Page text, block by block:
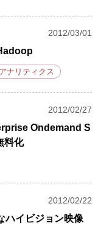
2012/03/01
アナリティクス
2012/02/27
Ondemand S
料化
2012/02/22
ハイビジョン映像